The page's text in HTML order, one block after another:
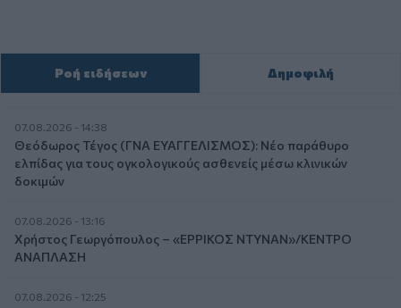
Ροή ειδήσεων Δημοφιλή
07.08.2026 - 14:38
Θεόδωρος Τέγος (ΓΝΑ ΕΥΑΓΓΕΛΙΣΜΟΣ): Νέο παράθυρο
ελπίδας για τους ογκολογικούς ασθενείς μέσω κλινικών
δοκιμών
07.08.2026 - 13:16
Χρήστος Γεωργόπουλος – «ΕΡΡΙΚΟΣ ΝΤΥΝΑΝ»/ΚΕΝΤΡΟ
ΑΝΑΠΛΑΣΗ
07.08.2026 - 12:25